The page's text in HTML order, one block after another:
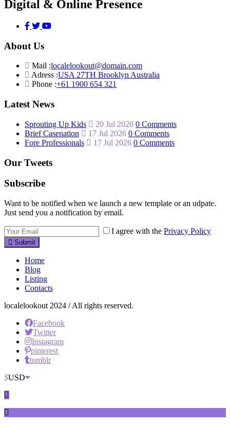
Digital & Online Presence
About Us
Mail :localelookout@domain.com
Adress :USA 27TH Brooklyn Australia
Phone :+61 1900 654 321
Latest News
Sprouting Up Kids 20 Jul 2026 0 Comments
Brief Casenation
17 Jul 2026 0 Comments
Fore Professionals
17 Jul 2026 0 Comments
Our Tweets
Subscribe
Want to be notified when we launch a new template or an udpate.
Just send you a notification by email.
I agree with the Privacy Policy
Submit
Home
Blog
Listing
Contacts
localelookout 2024 / All rights reserved.
Facebook
Twitter
Instagram
pinterest
tumblr
$USD